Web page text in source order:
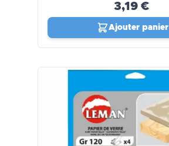
3,19 €
Ajouter panier